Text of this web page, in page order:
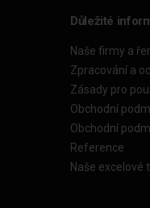
Důležité
Naše firmy a
Zpracování a
Zásady pro
Obchodní
Obchodní
Reference
Naše excelové